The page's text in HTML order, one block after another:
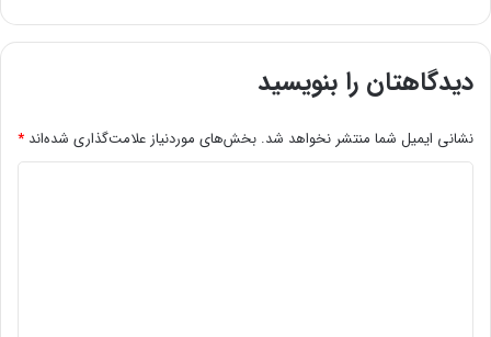
دیدگاهتان را بنویسید
نشانی ایمیل شما منتشر نخواهد شد. بخش‌های موردنیاز علامت‌گذاری شده‌اند *